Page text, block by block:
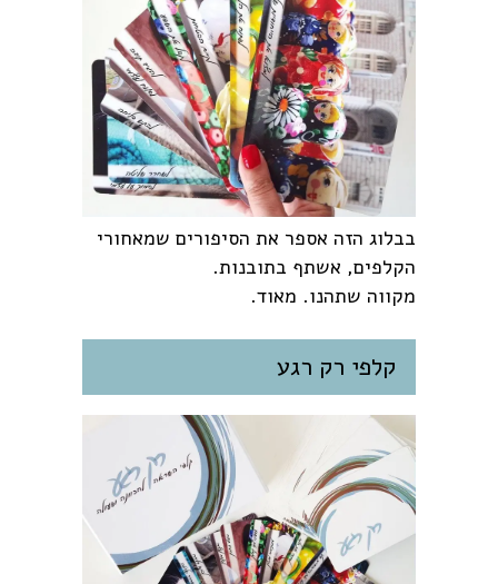
בבלוג הזה אספר את הסיפורים שמאחורי
הקלפים, אשתף בתובנות.
מקווה שתהנו. מאוד.
קלפי רק רגע